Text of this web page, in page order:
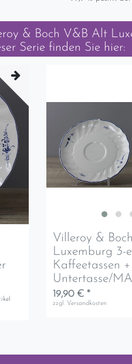
& Boch V&B Alt
Serie finden Sie hier:
Villeroy &
Luxemburg 3-
Kaffeetassen +
Untertasse/
19,90 € *
zzgl. Versandkosten